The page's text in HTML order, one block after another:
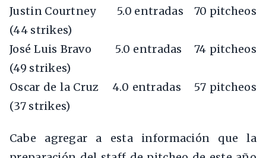
Justin Courtney 5.0 entradas 70 pitcheos
(44 strikes)
José Luis Bravo 5.0 entradas 74 pitcheos
(49 strikes)
Oscar de la Cruz 4.0 entradas 57 pitcheos
(37 strikes)
Cabe agregar a esta información que la